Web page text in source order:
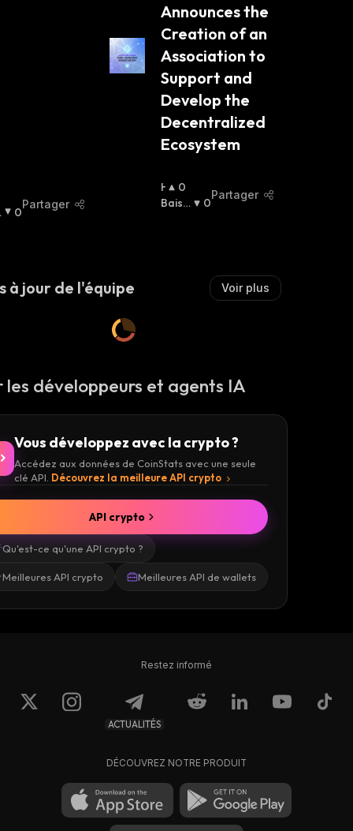
0
Partager
Announces the
Creation of an
Association to
Support and
Develop the
Decentralized
Ecosystem
H
A
0
Baissi
0
Partager
à jour de l'équipe Voir plus
les développeurs et agents IA
Vous développez avec la crypto ?
Accédez aux données de CoinStats avec une seule
clé API. Découvrez la meilleure API crypto
Qu'est-ce qu'une API crypto ?
Meilleures API crypto Meilleures API de wallets
API crypto
Restez informé
ACTUALITÉS
DÉCOUVREZ NOTRE PRODUIT